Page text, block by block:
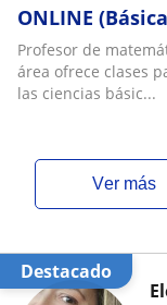
ONLINE
Profesor de
área ofrece clases
las ciencias básic...
ver más
Destacado